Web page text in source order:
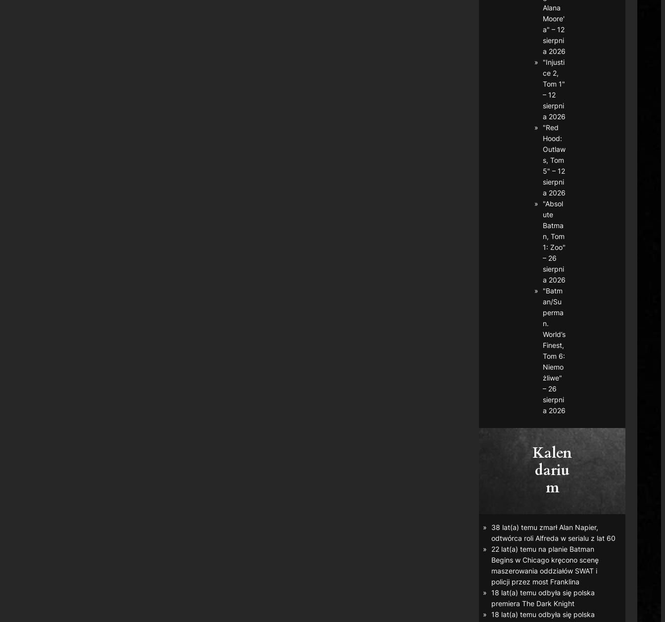
Alana
Moore'
a" – 12
sierpni
a 2026
"Injusti
ce 2,
Tom 1"
– 12
sierpni
a 2026
"Red
Hood:
Outlaw
s, Tom
5" – 12
sierpni
a 2026
"Absol
ute
Batma
n, Tom
1: Zoo"
– 26
sierpni
a 2026
"Batm
an/Su
perma
n.
World’s
Finest,
Tom 6:
Niemo
żliwe"
– 26
sierpni
a 2026
Kalen
dariu
m
38 lat(a) temu zmarł Alan Napier,
odtwórca roli Alfreda w serialu z lat 60
22 lat(a) temu na planie Batman
Begins w Chicago kręcono scenę
maszerowania oddziałów SWAT i
policji przez most Franklina
18 lat(a) temu odbyła się polska
premieraThe Dark Knight
18 lat(a) temu odbyła się polska